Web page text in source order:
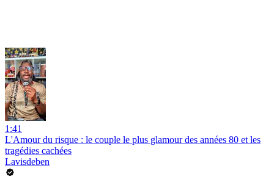
1:41
L'Amour du risque : le couple le plus glamour des années 80 et les
tragédies cachées
Lavisdeben